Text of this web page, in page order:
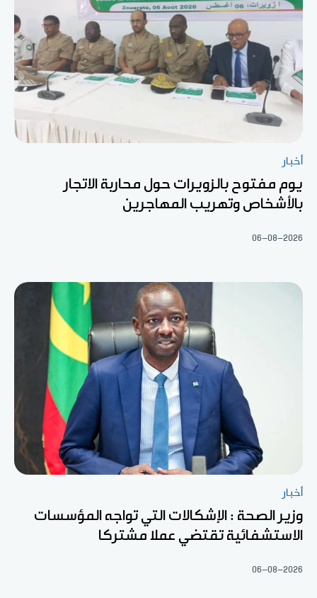
أخبار
يوم مفتوح بالزويرات حول محاربة الاتجار
بالأشخاص وتهريب المهاجرين
06-08-2026
أخبار
وزير الصحة : الإشكالات التي تواجه المؤسسات
الاستشفائية تقتضي عملا مشتركا
06-08-2026